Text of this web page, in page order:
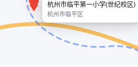
杭州市临平第一小学(世纪校区)
杭州市临平区